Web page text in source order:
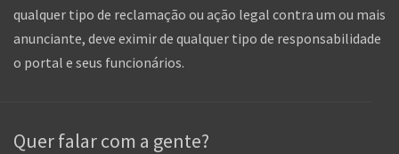
qualquer tipo de reclamação ou ação legal contra um ou mais
anunciante, deve eximir de qualquer tipo de responsabilidade
o portal e seus funcionários.
Quer falar com a gente?